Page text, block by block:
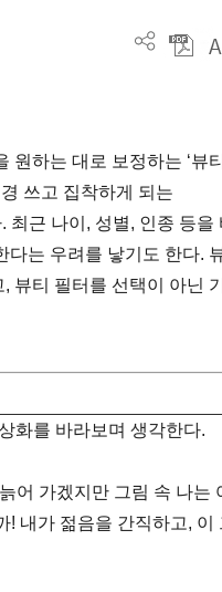
하는 대로 보정하는 ‘뷰티
쓰고 집착하게 되는
최근 나이, 성별, 인종 등을
는 우려를 낳기도 한다.
뷰티 필터를 선택이 아닌
화를 바라보며 생각한다.
어 가겠지만 그림 속 나는
내가 젊음을 간직하고, 이